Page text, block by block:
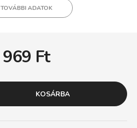
TOVÁBBI ADATOK
969 Ft
KOSÁRBA